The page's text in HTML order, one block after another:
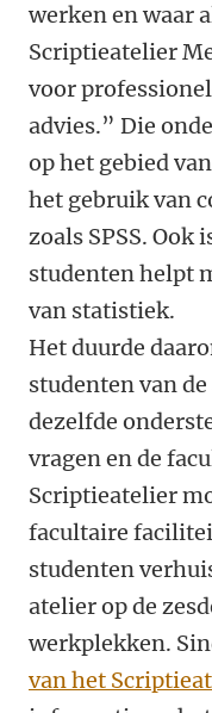
werken en waar
Scriptieatelier
voor
advies.” Die
op het gebied
het gebruik van
zoals SPSS. Ook
studenten helpt
van statistiek.
Het duurde
studenten van
dezelfde
vragen en de
Scriptieatelier
facultaire
studenten
atelier op de
werkplekken.
van het